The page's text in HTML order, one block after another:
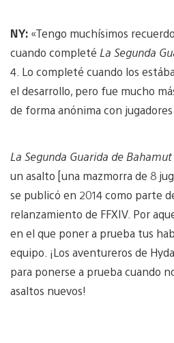
NY: «Tengo muchísimos
cuando completé La Segunda
4. Lo completé cuando los
el desarrollo, pero fue mucho
de forma anónima con jugadores
La Segunda Guarida de Bahamut
un asalto [una mazmorra de 8
se publicó en 2014 como parte
relanzamiento de FFXIV. Por
en el que poner a prueba tus
equipo. ¡Los aventureros de
para ponerse a prueba cuando
asaltos nuevos!